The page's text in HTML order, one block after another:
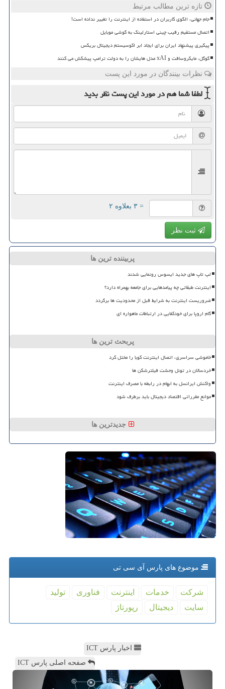
تازه ترین مطالب مرتبط
جام جهانی، الگوی کاربران در استفاده از اینترنت را تغییر نداده است!
اتصال مستقیم رقیب چینی استارلینک به گوشی موبایل
پیگیری پیشنهاد ایران برای ایجاد ابر اکوسیستم دیجیتال بریکس
گوگل، مایکروسافت و xAI مدل هایشان را به دولت ترامپ پیشکش می کنند
نظرات بینندگان در مورد این پست
لطفا شما همدر مورد این پستنظر بدید
= ۳ بعلاوه ۲
ثبت نظر
پربیننده ترین ها
لپ تاپ های جدید ایسوس رونمایی شدند
اینترنت طبقاتی چه پیامدهایی برای جامعه بهمراه دارد؟
ضروریست اینترنت به شرایط قبل از محدودیت ها برگردد
گام اروپا برای خودکفایی در ارتباطات ماهواره ای
پربحث ترین ها
خاموشی سراسری، اتصال اینترنت کوبا را مختل کرد
خردسالان در تونل وحشت فیلترشکن ها
واکنش ایرانسل به ابهام در رابطه با مصرف اینترنت
موانع مقرراتی اقتصاد دیجیتال باید برطرف شود
جدیدترین ها
موضوع های پارس آی سی تی
شركت خدمات اینترنت فناوری
تولید
سایت
دیجیتال رپورتاژ
اخبار پارس ICT
صفحه اصلی پارس ICT